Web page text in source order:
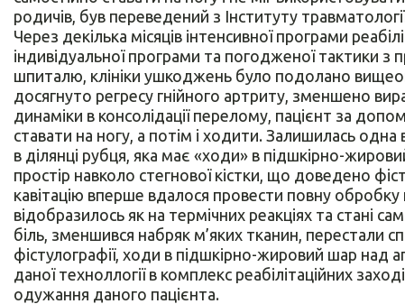
родичів, був переведений з Інституту
Через декілька місяців інтенсивної програми
індивідуальної програми та погодженої тактики
шпиталю, клініки ушкоджень було подолано
досягнуто регресу гнійного артриту, зменшено
динаміки в консолідації перелому, пацієнт за
ставати на ногу, а потім і ходити. Залишилась
в ділянці рубця, яка має «ходи» в підшкірно-
простір навколо стегнової кістки, що доведено
кавітацію вперше вдалося провести повну
відобразилось як на термічних реакціях та стані
біль, зменшився набряк м’яких тканин, перестали
фістулографії, ходи в підшкірно-жировий шар над
даної техноллогії в комплекс реабілітаційних
одужання даного пацієнта.